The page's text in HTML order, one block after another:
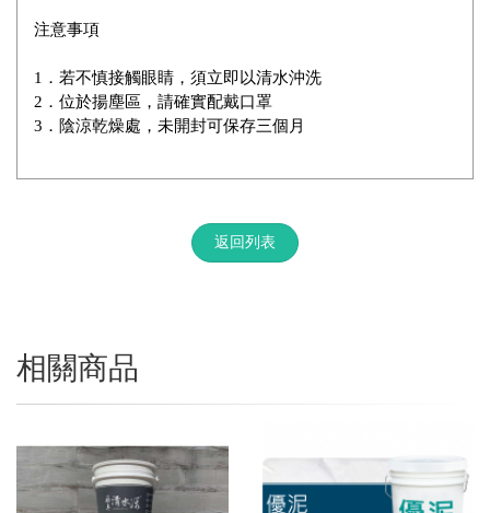
注意事項
1．若不慎接觸眼睛，須立即以清水沖洗
2．位於揚塵區，請確實配戴口罩
3．陰涼乾燥處，未開封可保存三個月
返回列表
相關商品